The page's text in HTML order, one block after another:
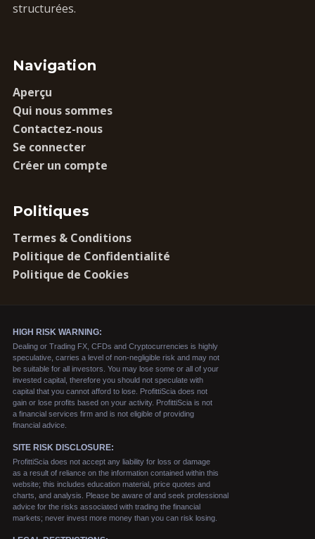
structurées.
Navigation
Aperçu
Qui nous sommes
Contactez-nous
Se connecter
Créer un compte
Politiques
Termes & Conditions
Politique de Confidentialité
Politique de Cookies